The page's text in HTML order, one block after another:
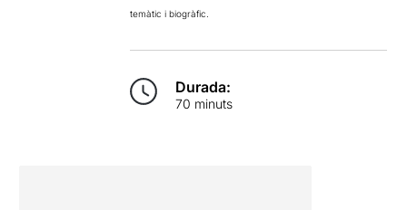
temàtic i biogràfic.
Durada:
70 minuts